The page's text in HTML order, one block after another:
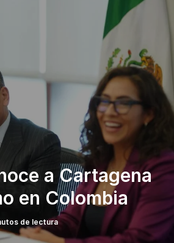
a Cartagena
en Colombia
de lectura